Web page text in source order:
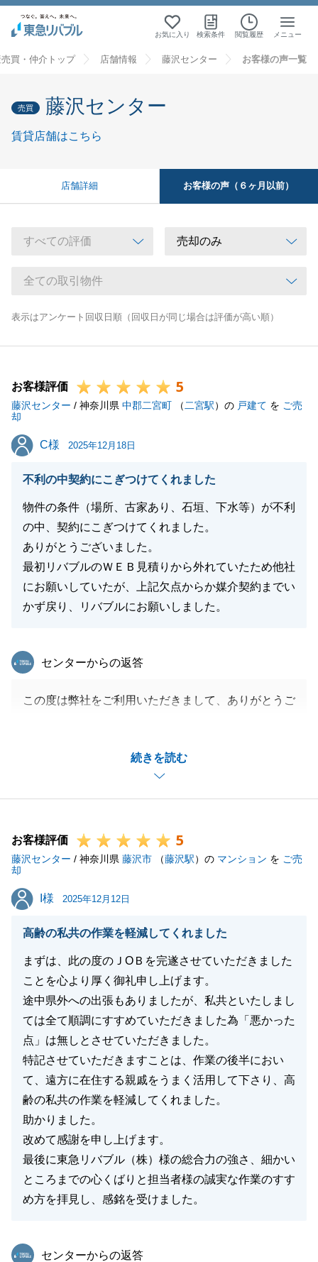
お気に入り 検索条件 閲覧履歴 メニュー
買・仲介トップ 店舗情報 藤沢センター お客様の声一覧
売買 藤沢センター
賃貸店舗はこちら
店舗詳細 お客様の声（６ヶ月以前）
表示はアンケート回収日順（回収日が同じ場合は評価が高い順）
お客様評価 5
藤沢センター / 神奈川県 中郡二宮町 （ 二宮駅）の 戸建て を ご売
却
C様
C様 2025年12月18日
不利の中契約にこぎつけてくれました
物件の条件（場所、古家あり、石垣、下水等）が不利
の中、契約にこぎつけてくれました。
ありがとうございました。
最初リバブルのＷＥＢ見積りから外れていたため他社
にお願いしていたが、上記欠点からか媒介契約までい
かず戻り、リバブルにお願いしました。
続きを読む
東急リバブル
センターからの返答
この度は弊社をご利用いただきまして、ありがとうご
ただき、本当にありがとうございます。
今後、不動産のことでお困りごとがありましたら、い
つでもお気軽にご連絡ください。
お客様評価 5
藤沢センター / 神奈川県 藤沢市 （藤沢駅）の マンション を ご売
却
I様
I様 2025年12月12日
高齢の私共の作業を軽減してくれました
まずは、此の度のＪОＢを完遂させていただきました
ことを心より厚く御礼申し上げます。
途中県外への出張もありましたが、私共といたしまし
ては全て順調にすすめていただきました為「悪かった
点」は無しとさせていただきました。
特記させていただきますことは、作業の後半におい
て、遠方に在住する親戚をうまく活用して下さり、高
齢の私共の作業を軽減してくれました。
助かりました。
改めて感謝を申し上げます。
最後に東急リバブル（株）様の総合力の強さ、細かい
ところまでの心くばりと担当者様の誠実な作業のすす
め方を拝見し、感銘を受けました。
東急リバブル
センターからの返答